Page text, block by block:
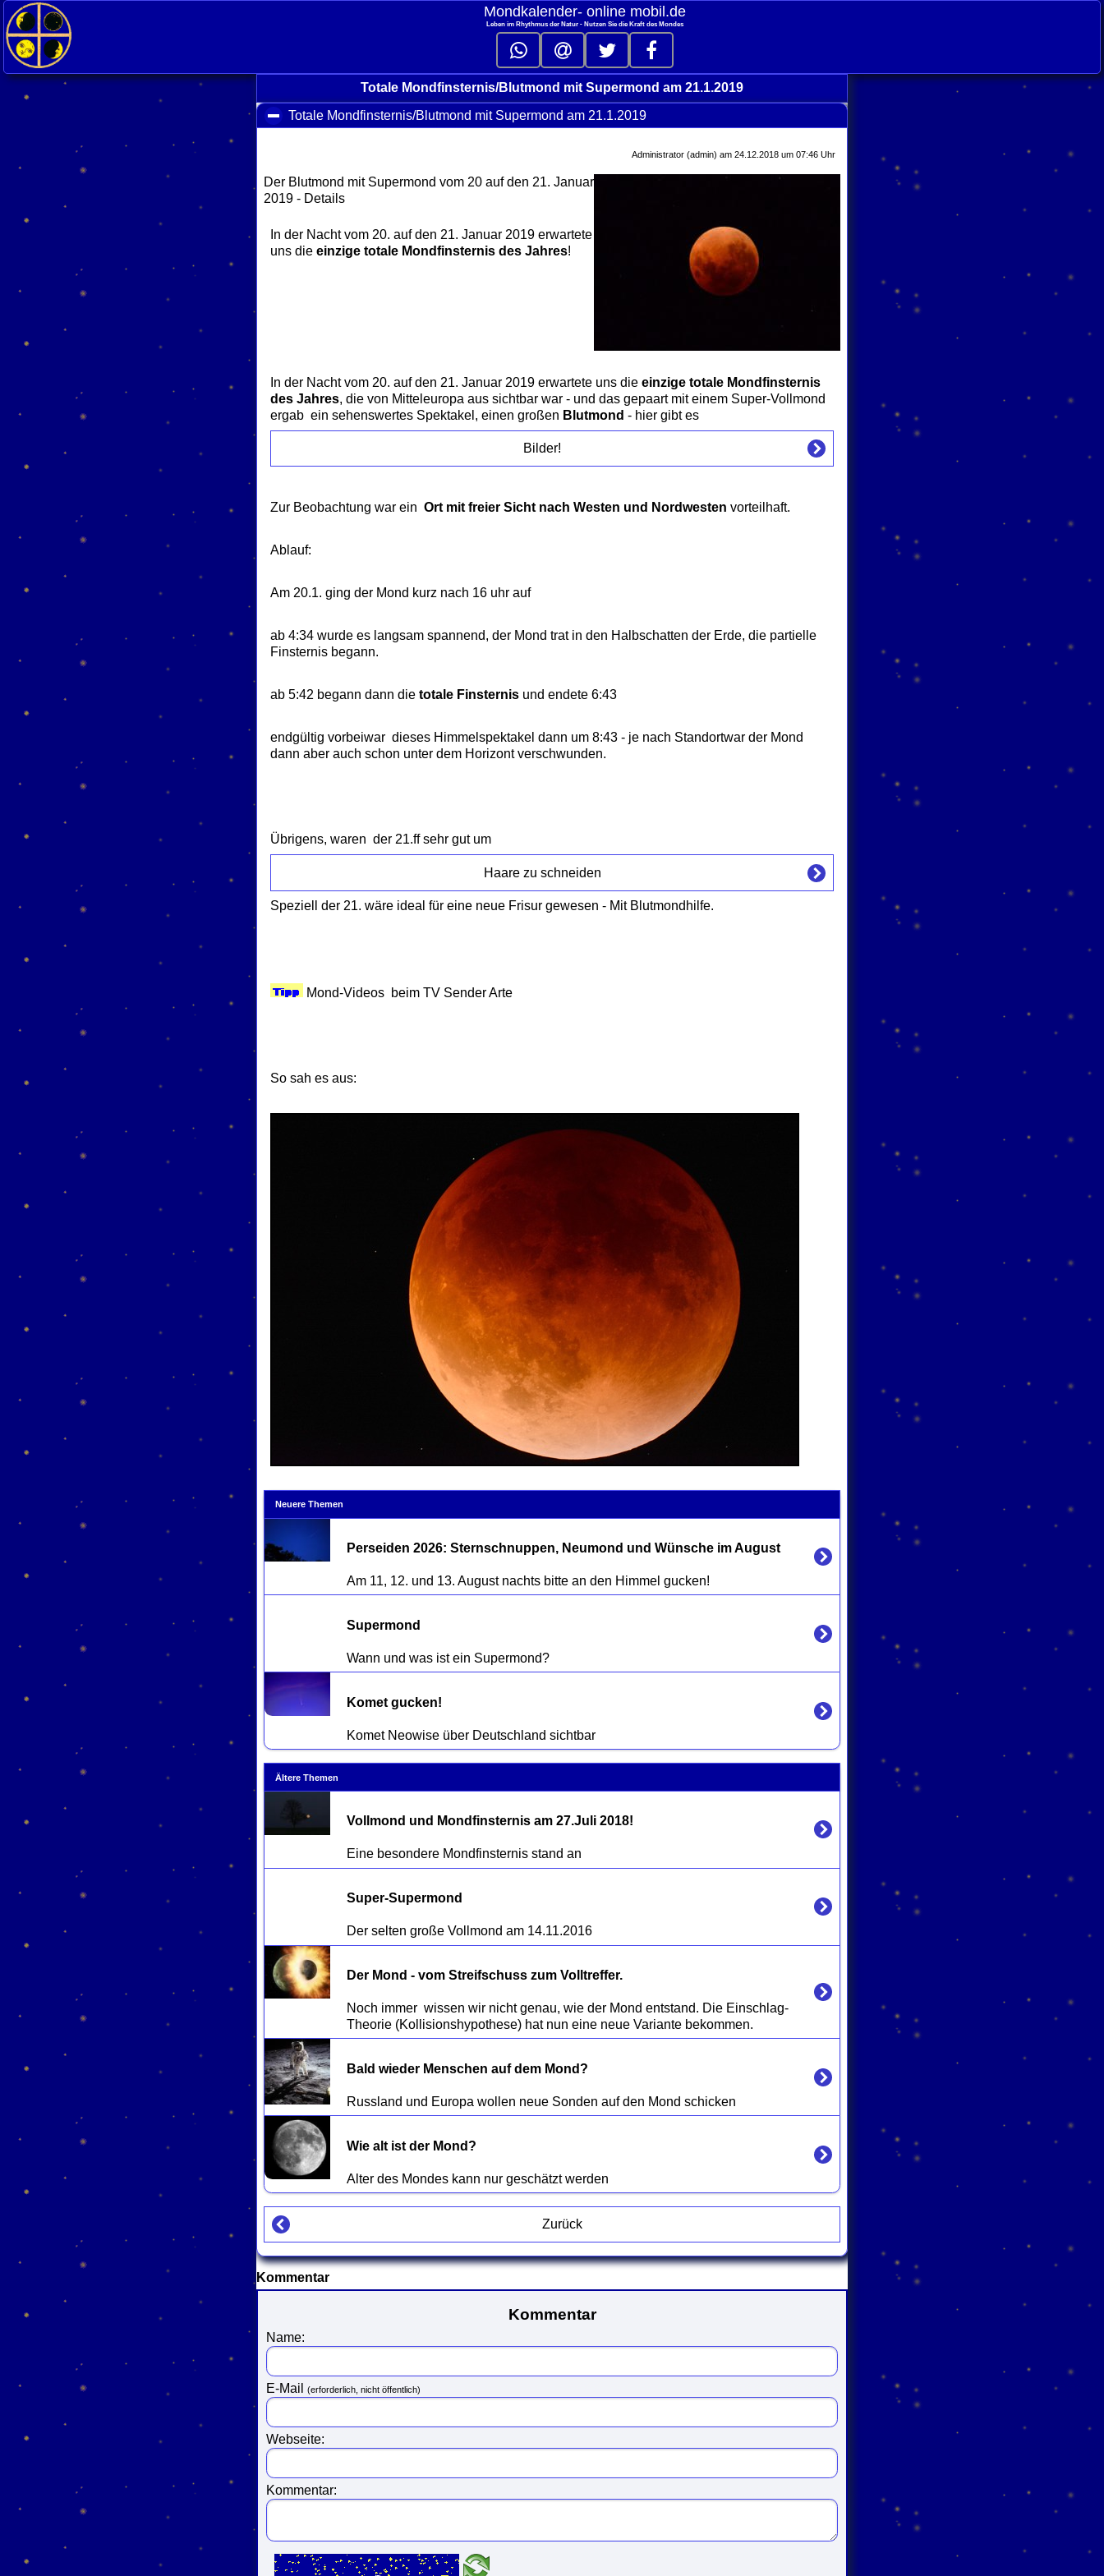
Mondkalender‑ online mobil.de
Leben im Rhythmus der Natur - Nutzen Sie die Kraft des Mondes
Totale Mondfinsternis/Blutmond mit Supermond am 21.1.2019
Totale Mondfinsternis/Blutmond mit Supermond am 21.1.2019
Administrator (admin) am 24.12.2018 um 07:46 Uhr
Der Blutmond mit Supermond vom 20 auf den 21. Januar
2019 - Details
In der Nacht vom 20. auf den 21. Januar 2019 erwartete
uns die einzige totale Mondfinsternis des Jahres!
In der Nacht vom 20. auf den 21. Januar 2019 erwartete uns die einzige totale Mondfinsternis
des Jahres, die von Mitteleuropa aus sichtbar war - und das gepaart mit einem Super-Vollmond
ergab ein sehenswertes Spektakel, einen großen Blutmond - hier gibt es
Bilder!
Zur Beobachtung war ein Ort mit freier Sicht nach Westen und Nordwesten vorteilhaft.
Ablauf:
Am 20.1. ging der Mond kurz nach 16 uhr auf
ab 4:34 wurde es langsam spannend, der Mond trat in den Halbschatten der Erde, die partielle
Finsternis begann.
ab 5:42 begann dann die totale Finsternis und endete 6:43
endgültig vorbeiwar dieses Himmelspektakel dann um 8:43 - je nach Standortwar der Mond
dann aber auch schon unter dem Horizont verschwunden.
Übrigens, waren der 21.ff sehr gut um
Haare zu schneiden
Speziell der 21. wäre ideal für eine neue Frisur gewesen - Mit Blutmondhilfe.
Mond-Videos beim TV Sender Arte
So sah es aus:
Neuere Themen
Perseiden 2026: Sternschnuppen, Neumond und Wünsche im August
Supermond
Komet gucken!
Ältere Themen
Vollmond und Mondfinsternis am 27.Juli 2018!
Super-Supermond
Der Mond - vom Streifschuss zum Volltreffer.
Noch immer  wissen wir nicht genau, wie der Mond entstand. Die Einschlag-
Bald wieder Menschen auf dem Mond?
Wie alt ist der Mond?
Zurück
Kommentar
Kommentar
Name:
E-Mail (erforderlich, nicht öffentlich)
Webseite:
Kommentar: